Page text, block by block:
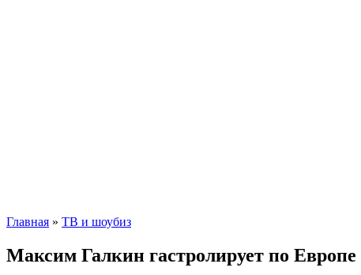
Главная » ТВ и шоубиз
Максим Галкин гастролирует по